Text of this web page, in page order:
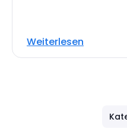
Weiterlesen